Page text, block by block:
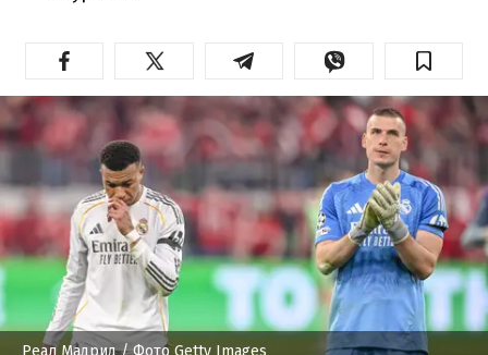
Реал Мадрид/ Фото Getty Images